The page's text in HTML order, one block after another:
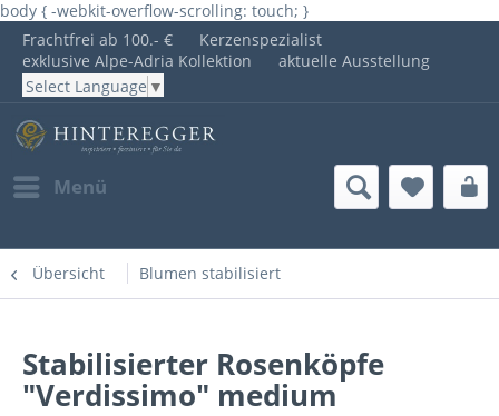
body { -webkit-overflow-scrolling: touch; }
Frachtfrei ab 100.- €
Kerzenspezialist
exklusive Alpe-Adria Kollektion
aktuelle Ausstellung
Select Language ▼
Menü
Übersicht Blumen stabilisiert
Stabilisierter Rosenköpfe
"Verdissimo" medium